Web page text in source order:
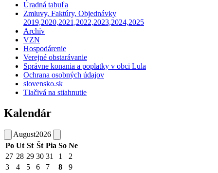
Úradná tabuľa
Zmluvy, Faktúry, Objednávky
2019,2020,2021,2022,2023,2024,2025
Archív
VZN
Hospodárenie
Verejné obstarávanie
Správne konania a poplatky v obci Lula
Ochrana osobných údajov
slovensko.sk
Tlačivá na stiahnutie
Kalendár
August2026
Po Ut St Št Pia So Ne
27 28 29 30 31 1
2
3
4 5 6 7 8
9